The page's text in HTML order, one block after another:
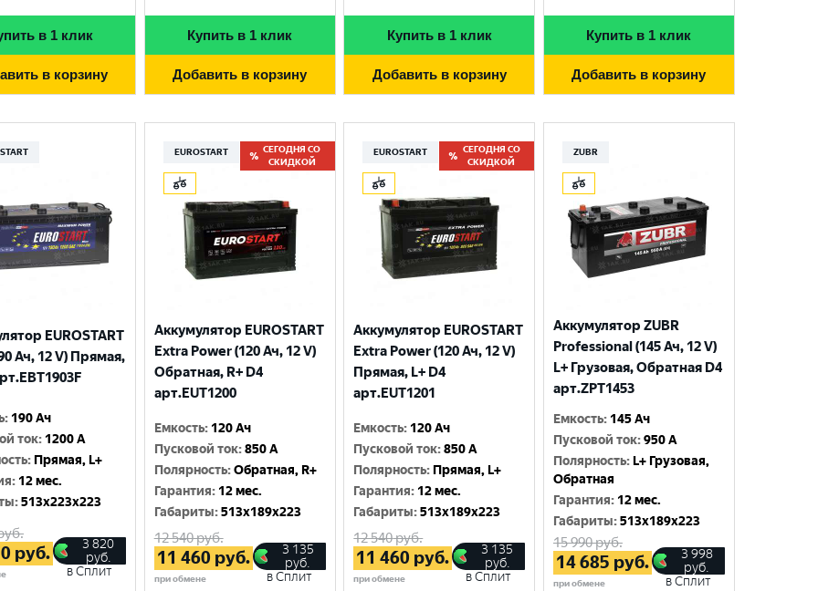
в 1 клик
в корзину
Купить в 1 клик
Добавить в корзину
Купить в 1 клик
Добавить в корзину
Купить в 1 клик
Добавить в корзину
EUROSTART
Ач, 12 V) Прямая,
: 190 Ач
ток: 1200 A
: Прямая, L+
: 12 мес.
:513x223x223
руб.
3 820
руб.
в Сплит
EUROSTART
СЕГОДНЯ СО
СКИДКОЙ
Аккумулятор EUROSTART
Extra Power (120 Ач, 12 V)
Обратная, R+ D4
арт.EUT1200
Емкость: 120 Ач
Пусковой ток:850 A
Полярность:Обратная, R+
Гарантия: 12 мес.
Габариты:513x189x223
12 540руб.
11 460 руб.
при обмене
3 135
руб.
в Сплит
EUROSTART
СЕГОДНЯ СО
СКИДКОЙ
Аккумулятор EUROSTART
Extra Power (120 Ач, 12 V)
Прямая, L+ D4
арт.EUT1201
Емкость: 120 Ач
Пусковой ток:850 A
Полярность: Прямая, L+
Гарантия: 12 мес.
Габариты:513x189x223
12 540руб.
11 460 руб.
при обмене
3 135
руб.
в Сплит
ZUBR
Аккумулятор ZUBR
Professional (145 Ач, 12 V)
L+ Грузовая, Обратная D4
арт.ZPT1453
Емкость: 145 Ач
Пусковой ток:950 A
Полярность: L+ Грузовая,
Обратная
Гарантия: 12 мес.
Габариты:513x189x223
15 990руб.
14 685 руб.
при обмене
3 998
руб.
в Сплит